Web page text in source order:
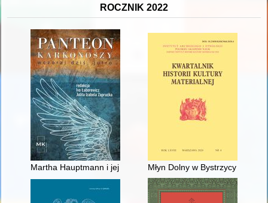
ROCZNIK 2022
Martha Hauptmann i jej wspomnienia "Drogi mojego życia"
Młyn Dolny w Bystrzycy na